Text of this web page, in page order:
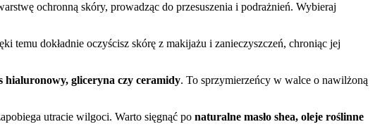
ochronną skóry, prowadząc do przesuszenia i podrażnień. Wybieraj
temu dokładnie oczyścisz skórę z makijażu i zanieczyszczeń, chroniąc jej
hialuronowy, gliceryna czy ceramidy. To sprzymierzeńcy w walce o nawilżoną
utracie wilgoci. Warto sięgnąć po naturalne masło shea, oleje roślinne